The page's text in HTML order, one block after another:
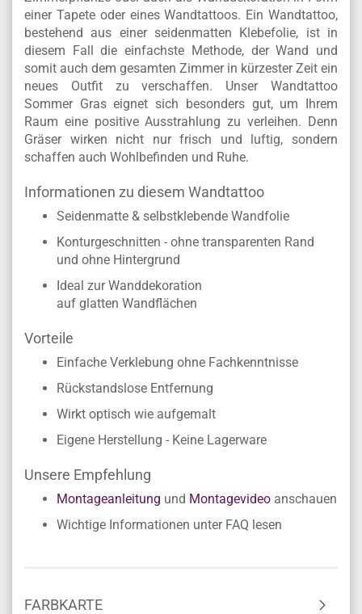
einer Tapete oder eines Wandtattoos. Ein Wandtattoo,
bestehend aus einer seidenmatten Klebefolie, ist in
diesem Fall die einfachste Methode, der Wand und
somit auch dem gesamten Zimmer in kürzester Zeit ein
neues Outfit zu verschaffen. Unser Wandtattoo
Sommer Gras eignet sich besonders gut, um Ihrem
Raum eine positive Ausstrahlung zu verleihen. Denn
Gräser wirken nicht nur frisch und luftig, sondern
schaffen auch Wohlbefinden und Ruhe.
Informationen zu diesem Wandtattoo
Seidenmatte & selbstklebende Wandfolie
Konturgeschnitten - ohne transparenten Rand
und ohne Hintergrund
Ideal zur Wanddekoration
auf glatten Wandflächen
Vorteile
Einfache Verklebung ohne Fachkenntnisse
Rückstandslose Entfernung
Wirkt optisch wie aufgemalt
Eigene Herstellung - Keine Lagerware
Unsere Empfehlung
Montageanleitung und Montagevideo anschauen
Wichtige Informationen unter FAQ lesen
FARBKARTE